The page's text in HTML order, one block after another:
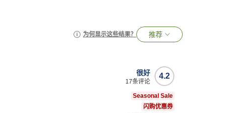
为何显示这些结果？ 推荐
4.2
很好
17条评论
Seasonal Sale
闪购优惠券